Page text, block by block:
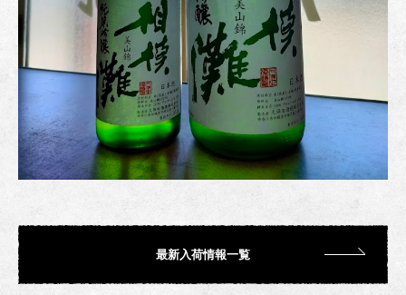
最新入荷情報一覧